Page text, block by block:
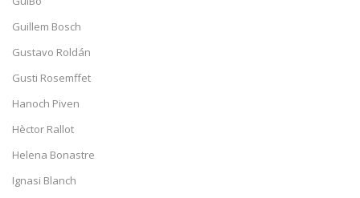
Guillem Bosch
Gustavo Roldán
Gusti Rosemffet
Hanoch Piven
Hèctor Rallot
Helena Bonastre
Ignasi Blanch